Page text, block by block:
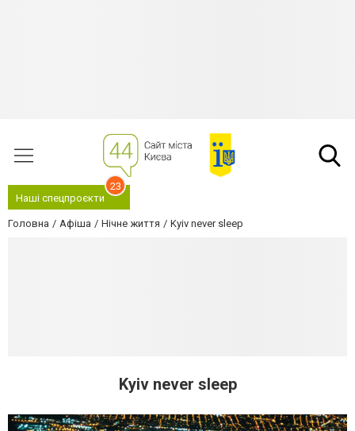
Наші спецпроєкти
23
Головна Афіша Нічне життя Kyiv never sleep
Kyiv never sleep